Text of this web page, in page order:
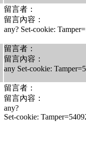
留言者：
留言內容：
any? Set-cookie:
留言者：
留言內容：
any Set-cookie:
留言者：
留言內容：
any?
Set-cookie: